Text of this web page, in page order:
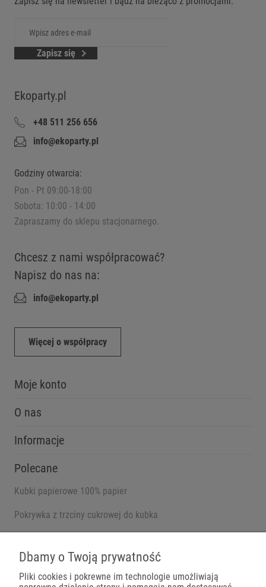
Zapisz się
Ekoparty.pl
+48 511 256 656
info@ekoparty.pl
Godziny otwarcia:
Pon - Pt 09:00-18:00
Sobota: 10:00 - 14:00
Zapraszamy do sklepu stacjonarnego.
Chcesz z nami współpracować?
Napisz do nas na:
info@ekoparty.pl
Więcej o współpracy
Moje konto
O nas
Informacje
Polecane
Kubki papierowe 100% papier
Pokrywka z trzciny cukrowej do kubka
Dbamy o Twoją prywatność
Pliki cookies i pokrewne im technologie umożliwiają